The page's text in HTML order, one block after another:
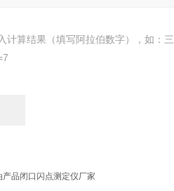
计算结果（填写阿拉伯数字），如：三
品闭口闪点测定仪厂家